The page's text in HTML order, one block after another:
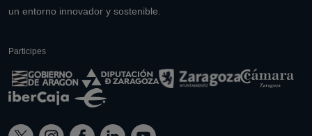
un entorno innovador y sostenible.
Participes